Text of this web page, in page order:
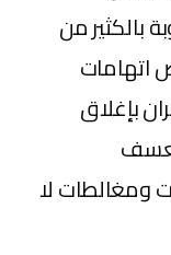
بالكثير من
اتهامات
بإغلاق
ومغالطات لا